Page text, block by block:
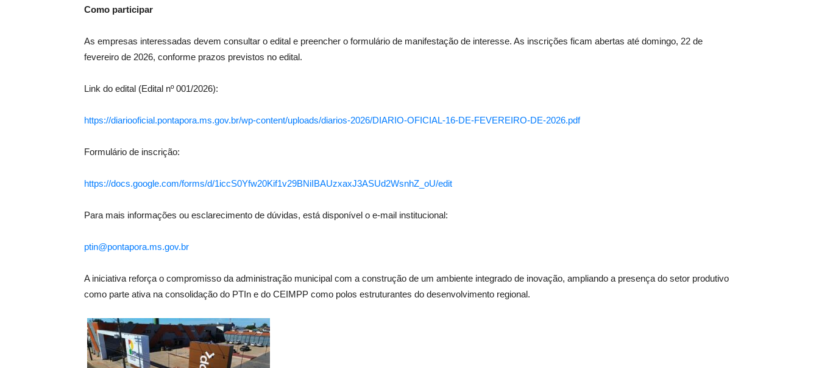
Como participar
As empresas interessadas devem consultar o edital e preencher o formulário de manifestação de interesse. As inscrições ficam abertas até domingo, 22 de
fevereiro de 2026, conforme prazos previstos no edital.
Link do edital (Edital nº 001/2026):
https://diariooficial.pontapora.ms.gov.br/wp-content/uploads/diarios-2026/DIARIO-OFICIAL-16-DE-FEVEREIRO-DE-2026.pdf
Formulário de inscrição:
https://docs.google.com/forms/d/1iccS0Yfw20Kif1v29BNiIBAUzxaxJ3ASUd2WsnhZ_oU/edit
Para mais informações ou esclarecimento de dúvidas, está disponível o e-mail institucional:
ptin@pontapora.ms.gov.br
A iniciativa reforça o compromisso da administração municipal com a construção de um ambiente integrado de inovação, ampliando a presença do setor produtivo
como parte ativa na consolidação do PTIn e do CEIMPP como polos estruturantes do desenvolvimento regional.